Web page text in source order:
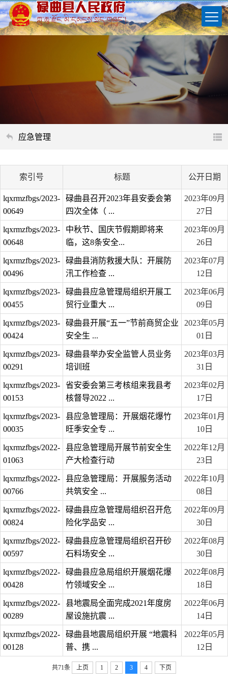
应急管理
索引号 标题 公开日期
lqxrmzfbgs/2023-
00649
碌曲县召开2023年县安委会第
四次全体（ ...
2023年09月
27日
lqxrmzfbgs/2023-
00648
中秋节、国庆节假期即将来
临，这8条安全...
2023年09月
26日
lqxrmzfbgs/2023-
00496
碌曲县消防救援大队：开展防
汛工作检查 ...
2023年07月
12日
lqxrmzfbgs/2023-
00455
碌曲县应急管理局组织开展工
贸行业重大 ...
2023年06月
09日
lqxrmzfbgs/2023-
00424
碌曲县开展“五一”节前商贸企业
安全生 ...
2023年05月
01日
lqxrmzfbgs/2023-
00291
碌曲县举办安全监管人员业务
培训班
2023年03月
31日
lqxrmzfbgs/2023-
00153
省安委会第三考核组来我县考
核督导2022 ...
2023年02月
17日
lqxrmzfbgs/2023-
00035
县应急管理局：开展烟花爆竹
旺季安全专 ...
2023年01月
10日
lqxrmzfbgs/2022-
01063
县应急管理局开展节前安全生
产大检查行动
2022年12月
23日
lqxrmzfbgs/2022-
00766
县应急管理局：开展服务活动
共筑安全 ...
2022年10月
08日
lqxrmzfbgs/2022-
00824
碌曲县应急管理局组织召开危
险化学品安 ...
2022年09月
30日
lqxrmzfbgs/2022-
00597
碌曲县应急管理局组织召开砂
石料场安全 ...
2022年08月
30日
lqxrmzfbgs/2022-
00428
碌曲县应急局组织开展烟花爆
竹领域安全 ...
2022年08月
18日
lqxrmzfbgs/2022-
00289
县地震局全面完成2021年度房
屋设施抗震 ...
2022年06月
14日
lqxrmzfbgs/2022-
00128
碌曲县地震局组织开展 “地震科
普、携 ...
2022年05月
12日
共71条 上页 1 2 3 4 下页